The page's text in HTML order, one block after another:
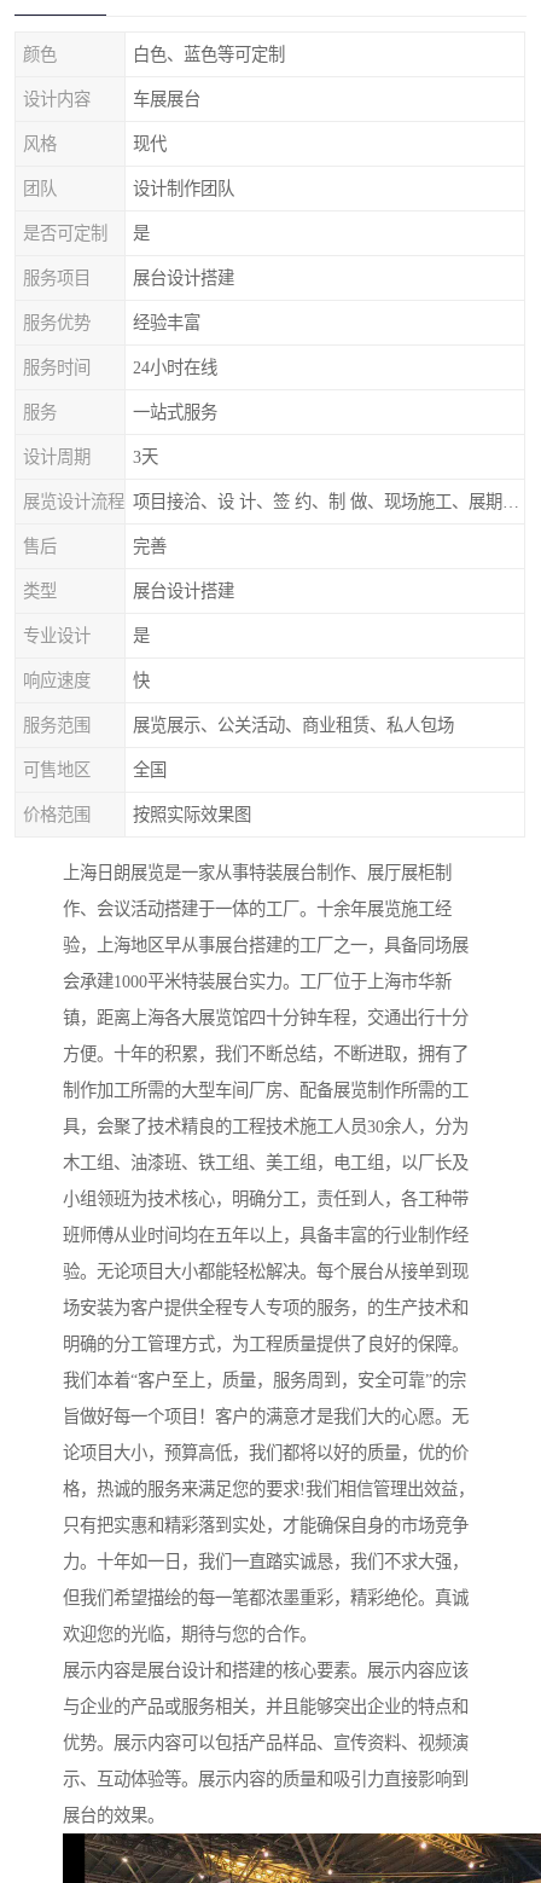
颜色 白色、蓝色等可定制
设计内容 车展展台
风格 现代
团队 设计制作团队
是否可定制 是
服务项目 展台设计搭建
服务优势 经验丰富
服务时间 24小时在线
服务 一站式服务
设计周期 3天
展览设计流程
售后 完善
类型 展台设计搭建
专业设计 是
响应速度 快
服务范围 展览展示、公关活动、商业租赁、私人包场
可售地区 全国
价格范围 按照实际效果图
上海日朗展览是一家从事特装展台制作、展厅展柜制
作、会议活动搭建于一体的工厂。十余年展览施工经
验，上海地区早从事展台搭建的工厂之一，具备同场展
会承建1000平米特装展台实力。工厂位于上海市华新
镇，距离上海各大展览馆四十分钟车程，交通出行十分
方便。十年的积累，我们不断总结，不断进取，拥有了
制作加工所需的大型车间厂房、配备展览制作所需的工
具，会聚了技术精良的工程技术施工人员30余人，分为
木工组、油漆班、铁工组、美工组，电工组，以厂长及
小组领班为技术核心，明确分工，责任到人，各工种带
班师傅从业时间均在五年以上，具备丰富的行业制作经
验。无论项目大小都能轻松解决。每个展台从接单到现
场安装为客户提供全程专人专项的服务，的生产技术和
明确的分工管理方式，为工程质量提供了良好的保障。
我们本着“客户至上，质量，服务周到，安全可靠”的宗
旨做好每一个项目！客户的满意才是我们大的心愿。无
论项目大小，预算高低，我们都将以好的质量，优的价
格，热诚的服务来满足您的要求!我们相信管理出效益，
只有把实惠和精彩落到实处，才能确保自身的市场竞争
力。十年如一日，我们一直踏实诚恳，我们不求大强，
但我们希望描绘的每一笔都浓墨重彩，精彩绝伦。真诚
欢迎您的光临，期待与您的合作。
展示内容是展台设计和搭建的核心要素。展示内容应该
与企业的产品或服务相关，并且能够突出企业的特点和
优势。展示内容可以包括产品样品、宣传资料、视频演
示、互动体验等。展示内容的质量和吸引力直接影响到
展台的效果。